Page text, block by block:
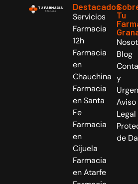
Destacados
Servicios
Farmacia
12h
Farmacia
en
Chauchina
Farmacia
en Santa
Fe
Farmacia
en
Cijuela
Farmacia
en Atarfe
Tu
Blog
y
Aviso
Legal
de